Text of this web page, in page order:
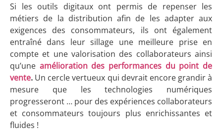
Si les outils digitaux ont permis de repenser les
métiers de la distribution afin de les adapter aux
exigences des consommateurs, ils ont également
entraîné dans leur sillage une meilleure prise en
compte et une valorisation des collaborateurs ainsi
qu’une amélioration des performances du point de
vente. Un cercle vertueux qui devrait encore grandir à
mesure que les technologies numériques
progresseront … pour des expériences collaborateurs
et consommateurs toujours plus enrichissantes et
fluides !